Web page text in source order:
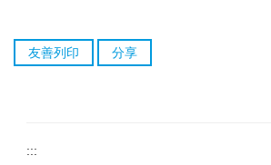
友善列印 分享
:::